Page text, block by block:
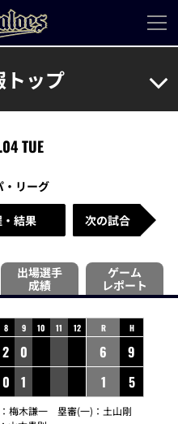
トップ
TUE
・リーグ
結果 次の試合
出場選手
成績
ゲーム
レポート
8 9 10 11 12
2 0
0 1
R H
6
9
1
5
梅木謙一 塁審(一)：土山剛